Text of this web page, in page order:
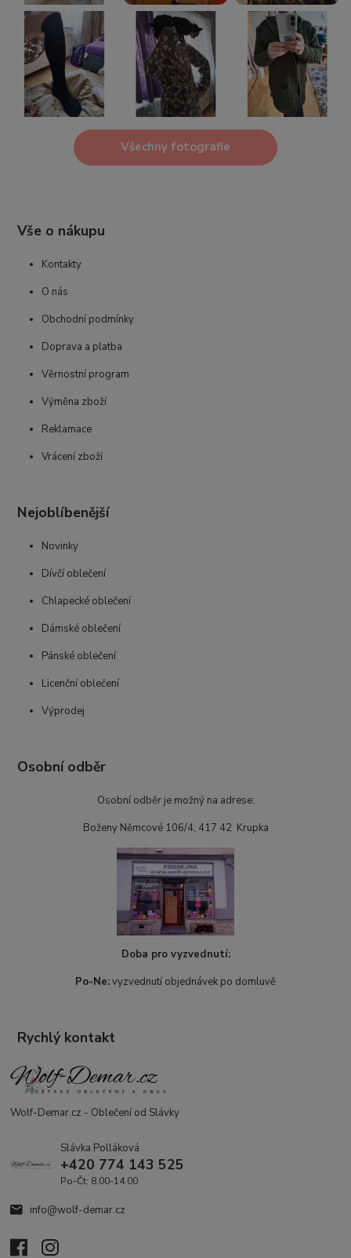
Všechny fotografie
Vše o nákupu
Kontakty
O nás
Obchodní podmínky
Doprava a platba
Věrnostní program
Výměna zboží
Reklamace
Vrácení zboží
Nejoblíbenější
Novinky
Dívčí oblečení
Chlapecké oblečení
Dámské oblečení
Pánské oblečení
Licenční oblečení
Výprodej
Osobní odběr
Osobní odběr je možný na adrese:
Boženy Němcové 106/4, 417 42 Krupka
Doba pro vyzvednutí:
Po-Ne:vyzvednutí objednávek po domluvě
Rychlý kontakt
Wolf-Demar.cz - Oblečení od Slávky
Slávka Polláková
+420 774 143 525
Po-Čt: 8.00-14.00
info@wolf-demar.cz